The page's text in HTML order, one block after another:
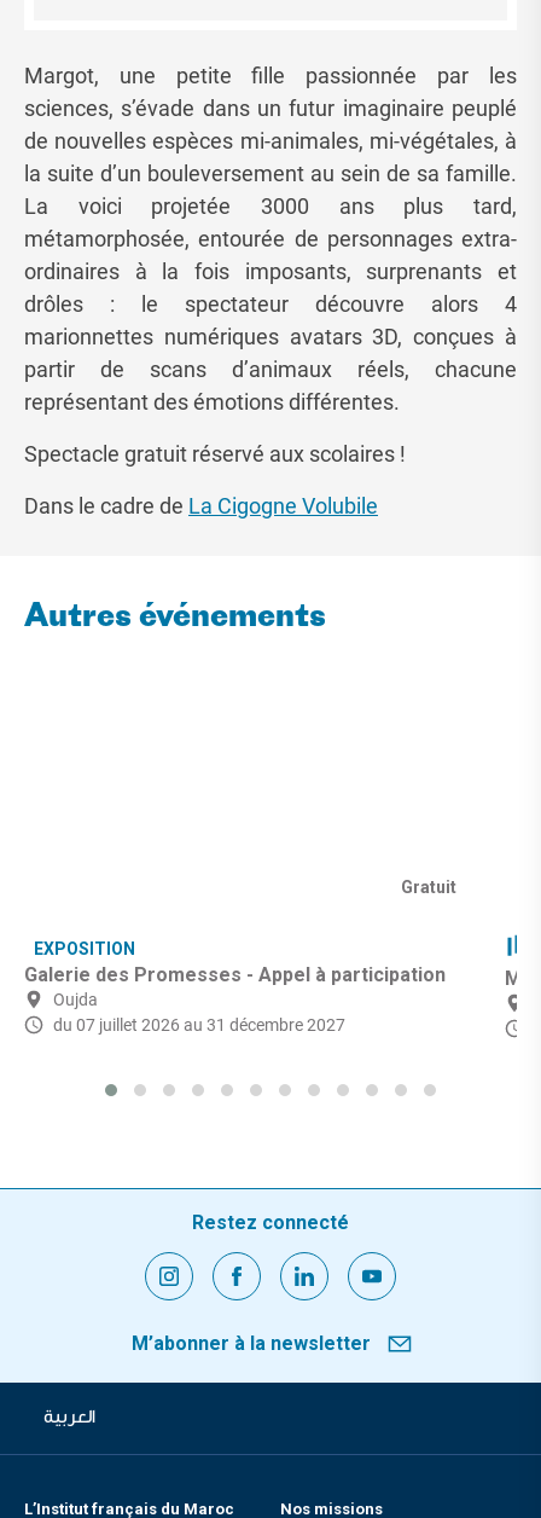
Margot, une petite fille passionnée par les
sciences, s’évade dans un futur imaginaire peuplé
de nouvelles espèces mi-animales, mi-végétales, à
la suite d’un bouleversement au sein de sa famille.
La voici projetée 3000 ans plus tard,
métamorphosée, entourée de personnages extra-
ordinaires à la fois imposants, surprenants et
drôles : le spectateur découvre alors 4
marionnettes numériques avatars 3D, conçues à
partir de scans d’animaux réels, chacune
représentant des émotions différentes.
Spectacle gratuit réservé aux scolaires !
Dans le cadre de La Cigogne Volubile
Autres événements
Gratuit
EXPOSITION
Galerie des Promesses - Appel à participation
Oujda
du 07 juillet 2026 au 31 décembre 2027
Restez connecté
M’abonner à la newsletter
العربية
L’Institut français du Maroc Nos missions